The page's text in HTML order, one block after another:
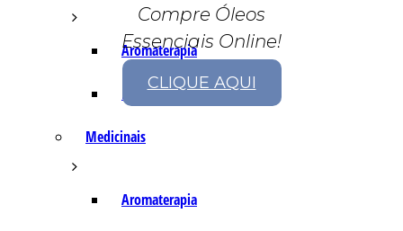
Aromaterapia
Fórmulas Caseiras
Medicinais
Aromaterapia
Compre Óleos
Essenciais Online!
CLIQUE AQUI